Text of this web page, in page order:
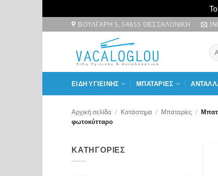
Μετάβαση
στο
ΒΟΥΛΓΑΡΗ 5, 54655 ΘΕΣΣΑΛΟΝΙΚΗ
για:
ΕΙΔΗ ΥΓΙΕΙΝΗΣ ΜΠΑΤΑΡΙΕΣ
Αρχική σελίδα / Κατάστημα / Μπαταρίες /
φωτοκύτταρο
ΚΑΤΗΓΟΡΙΕΣ